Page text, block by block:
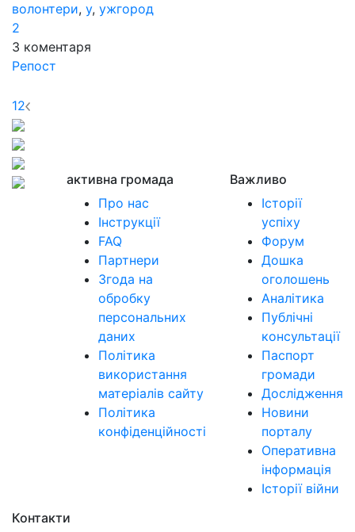
волонтери, у, ужгород
2
3 коментаря
Репост
12
активна громада
Про нас
Інструкції
FAQ
Партнери
Згода на
обробку
персональних
даних
Політика
використання
матеріалів сайту
Політика
конфіденційності
Важливо
Історії
успіху
Форум
Дошка
оголошень
Аналітика
Публічні
консультації
Паспорт
громади
Дослідження
Новини
порталу
Оперативна
інформація
Історії війни
Контакти